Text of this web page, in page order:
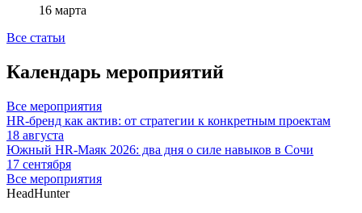
16 марта
Все статьи
Календарь мероприятий
Все мероприятия
HR-бренд как актив: от стратегии к конкретным проектам
18 августа
Южный HR-Маяк 2026: два дня о силе навыков в Сочи
17 сентября
Все мероприятия
HeadHunter